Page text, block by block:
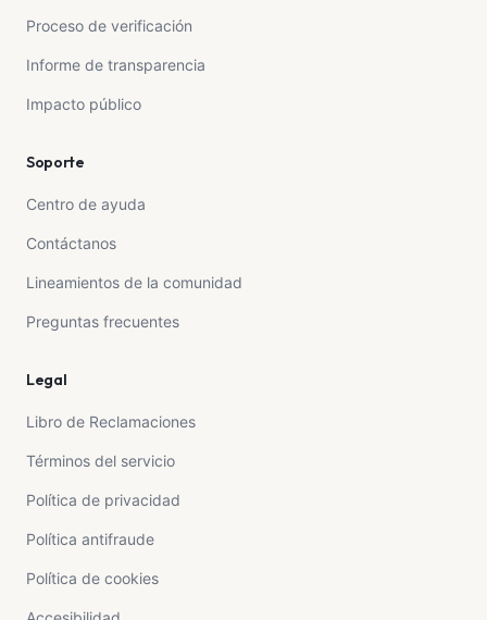
Proceso de verificación
Informe de transparencia
Impacto público
Soporte
Centro de ayuda
Contáctanos
Lineamientos de la comunidad
Preguntas frecuentes
Legal
Libro de Reclamaciones
Términos del servicio
Política de privacidad
Política antifraude
Política de cookies